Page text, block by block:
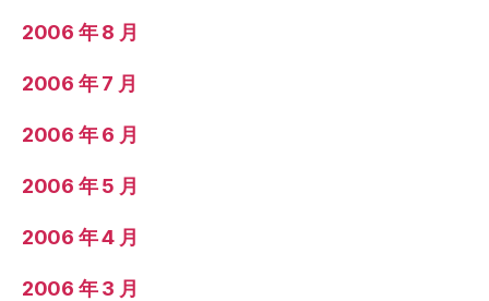
2006 年 8 月
2006 年 7 月
2006 年 6 月
2006 年 5 月
2006 年 4 月
2006 年 3 月